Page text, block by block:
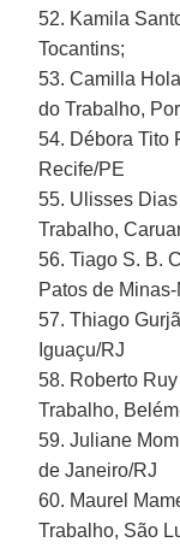
52. Kamila
Tocantins;
53. Camilla
do Trabalho,
54. Débora Tito
Recife/PE
55. Ulisses
Trabalho,
56. Tiago S. B.
Patos de Minas-
57. Thiago
Iguaçu/RJ
58. Roberto
Trabalho,
59. Juliane
de Janeiro/RJ
60. Maurel
Trabalho, São